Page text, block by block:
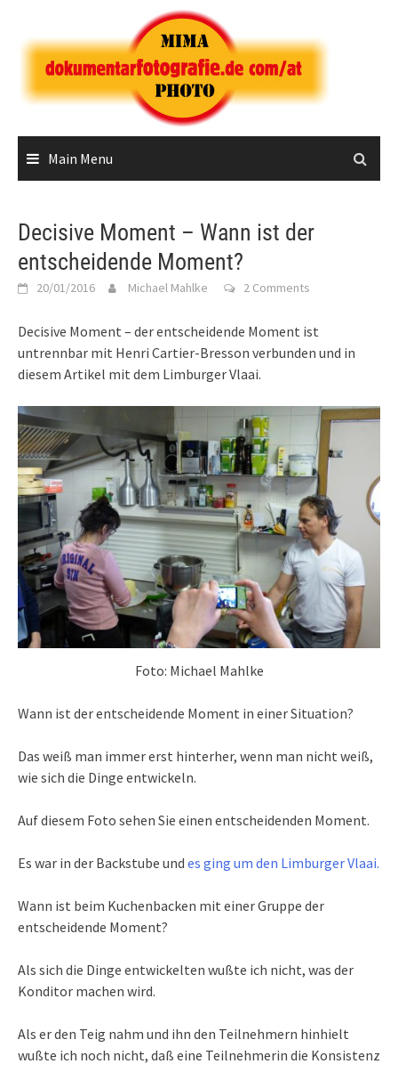
content
Main Menu
Decisive Moment – Wann ist der
entscheidende Moment?
20/01/2016 Michael Mahlke 2 Comments
Decisive Moment – der entscheidende Moment ist
untrennbar mit Henri Cartier-Bresson verbunden und in
diesem Artikel mit dem Limburger Vlaai.
Foto: Michael Mahlke
Wann ist der entscheidende Moment in einer Situation?
Das weiß man immer erst hinterher, wenn man nicht weiß,
wie sich die Dinge entwickeln.
Auf diesem Foto sehen Sie einen entscheidenden Moment.
Es war in der Backstube und es ging um den Limburger Vlaai.
Wann ist beim Kuchenbacken mit einer Gruppe der
entscheidende Moment?
Als sich die Dinge entwickelten wußte ich nicht, was der
Konditor machen wird.
Als er den Teig nahm und ihn den Teilnehmern hinhielt
wußte ich noch nicht, daß eine Teilnehmerin die Konsistenz